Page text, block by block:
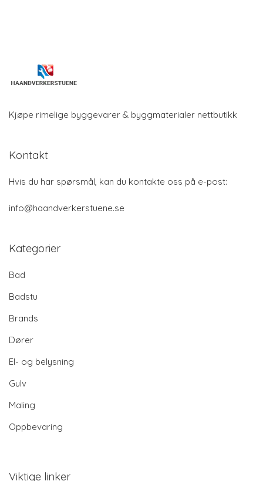
Kjøpe rimelige byggevarer & byggmaterialer nettbutikk
Kontakt
Hvis du har spørsmål, kan du kontakte oss på e-post:
info@haandverkerstuene.se
Kategorier
Bad
Badstu
Brands
Dører
El- og belysning
Gulv
Maling
Oppbevaring
Viktige linker